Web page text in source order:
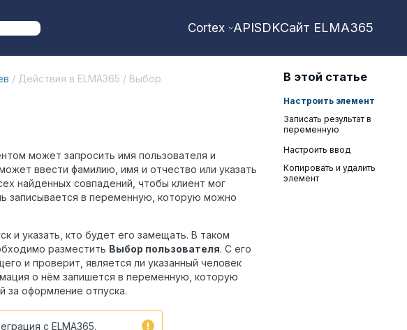
Cortex APISDKСайт ELMA365
/ Действия в ELMA365 / Выбор
может запросить имя пользователя и
ввести фамилию, имя и отчество или указать
найденных совпадений, чтобы клиент мог
записывается в переменную, которую можно
и указать, кто будет его замещать. В таком
разместить Выбор пользователя. С его
и проверит, является ли указанный человек
о нём запишется в переменную, которую
оформление отпуска.
с ELMA365.
В этой статье
Настроить элемент
Записать результат в
переменную
Настроить ввод
Копировать и удалить
элемент